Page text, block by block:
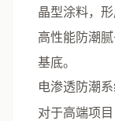
晶型涂料，
高性能防潮
基底。
电渗透防潮
对于高端项